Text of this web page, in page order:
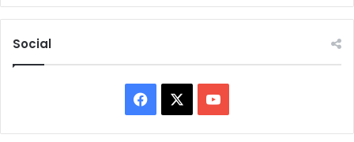
Social
a
o